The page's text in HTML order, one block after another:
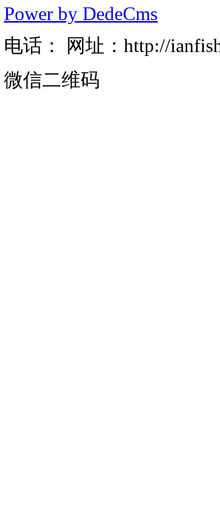
Power by DedeCms
电话： 网址：http://
微信二维码